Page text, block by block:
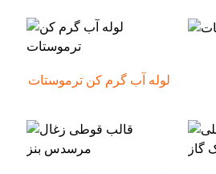
لوله آب گرم کن ترموستات